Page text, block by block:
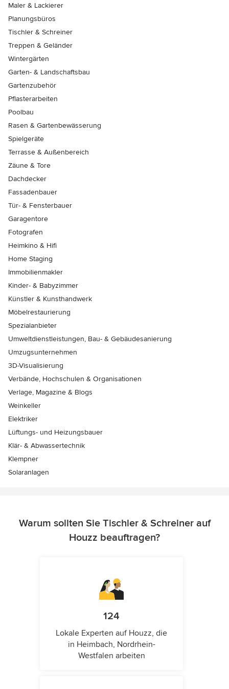
Maler & Lackierer
Planungsbüros
Tischler & Schreiner
Treppen & Geländer
Wintergärten
Garten- & Landschaftsbau
Gartenzubehör
Pflasterarbeiten
Poolbau
Rasen & Gartenbewässerung
Spielgeräte
Terrasse & Außenbereich
Zäune & Tore
Dachdecker
Fassadenbauer
Tür- & Fensterbauer
Garagentore
Fotografen
Heimkino & Hifi
Home Staging
Immobilienmakler
Kinder- & Babyzimmer
Künstler & Kunsthandwerk
Möbelrestaurierung
Spezialanbieter
Umweltdienstleistungen, Bau- & Gebäudesanierung
Umzugsunternehmen
3D-Visualisierung
Verbände, Hochschulen & Organisationen
Verlage, Magazine & Blogs
Weinkeller
Elektriker
Lüftungs- und Heizungsbauer
Klär- & Abwassertechnik
Klempner
Solaranlagen
Warum sollten Sie Tischler & Schreiner auf
Houzz beauftragen?
124
Lokale Experten auf Houzz, die
in Heimbach, Nordrhein-
Westfalen arbeiten